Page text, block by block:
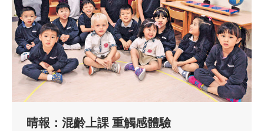
晴報：混齡上課 重觸感體驗